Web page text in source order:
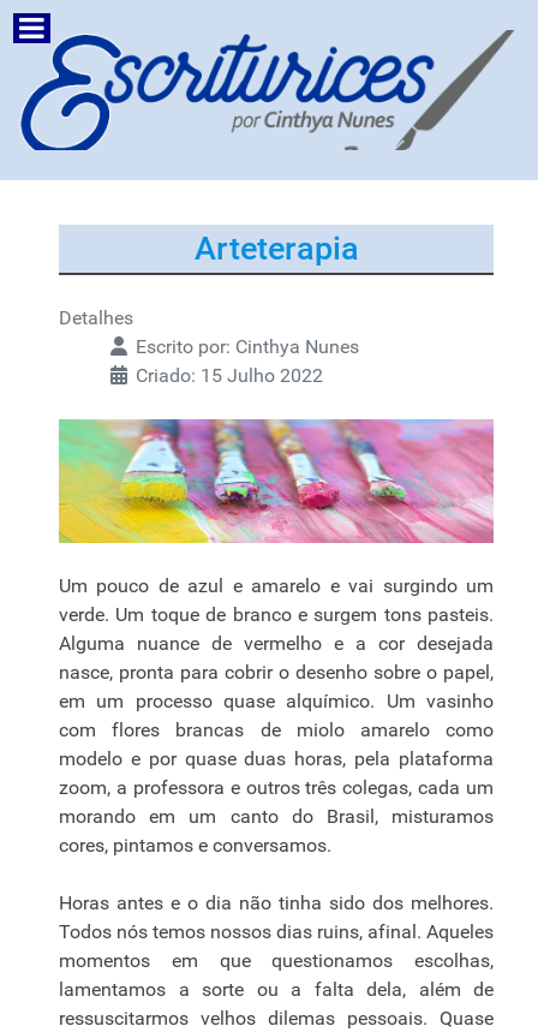
Arteterapia
Detalhes
Escrito por: Cinthya Nunes
Criado: 15 Julho 2022
Um pouco de azul e amarelo e vai surgindo um
verde. Um toque de branco e surgem tons pasteis.
Alguma nuance de vermelho e a cor desejada
nasce, pronta para cobrir o desenho sobre o papel,
em um processo quase alquímico. Um vasinho
com flores brancas de miolo amarelo como
modelo e por quase duas horas, pela plataforma
zoom, a professora e outros três colegas, cada um
morando em um canto do Brasil, misturamos
cores, pintamos e conversamos.
Horas antes e o dia não tinha sido dos melhores.
Todos nós temos nossos dias ruins, afinal. Aqueles
momentos em que questionamos escolhas,
lamentamos a sorte ou a falta dela, além de
ressuscitarmos velhos dilemas pessoais. Quase